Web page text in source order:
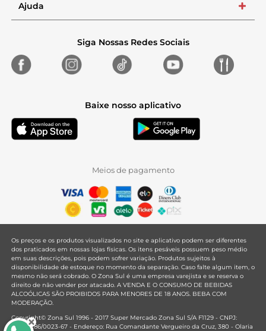
Ajuda +
Siga Nossas Redes Sociais
Baixe nosso aplicativo
Meios de pagamento
Os preços e os produtos visualizados no site e aplicativo podem ser diferentes
dos praticados em nossas lojas físicas. Os itens pesáveis possuem peso médio
em suas descrições, pois podem sofrer variação. Produtos sujeitos à
disponibilidade de estoque no momento da separação. Caso falte algum item, o
mesmo não será cobrado. O Zona Sul é uma empresa varejista e se reserva o
direito de não vender por atacado. A VENDA E O CONSUMO DE BEBIDAS
ALCOÓLICAS SÃO PROIBIDOS PARA MENORES DE 18 ANOS. BEBA COM
MODERAÇÃO.
Copyright© Zona Sul 1996 - 2017 Super Mercado Zona Sul S/A F1129 - CNPJ:
33.381.286/0023-67 - Endereço: Rua Comandante Vergueiro da Cruz, 380 - Olaria